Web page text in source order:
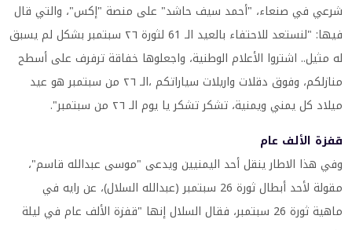
شرعي في صنعاء، "أحمد سيف حاشد" على منصة "إكس"، والتي قال
فيها: "لنستعد للاحتفاء بالعيد الـ 61 لثورة ٢٦ سبتمبر بشكل لم يسبق
له مثيل.. اشتروا الأعلام الوطنية، واجعلوها خفاقة ترفرف على أسطح
منازلكم، وفوق دقلات واريلات سياراتكم ،الـ ٢٦ من سبتمبر هو عيد
ميلاد كل يمني ويمنية، تشكر تشكر يا يوم الـ ٢٦ من سبتمبر".
قفزة الألف عام
وفي هذا الاطار ينقل أحد اليمنيين ويدعى "موسى عبدالله قاسم"،
مقولة لأحد أبطال ثورة 26 سبتمبر (عبدالله السلال)، عن رايه في
ماهية ثورة 26 سبتمبر، فقال السلال إنها "قفزة الألف عام في ليلة